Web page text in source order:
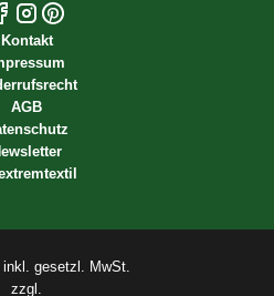
Kontakt
AGB
gesetzl. MwSt.
zzgl.